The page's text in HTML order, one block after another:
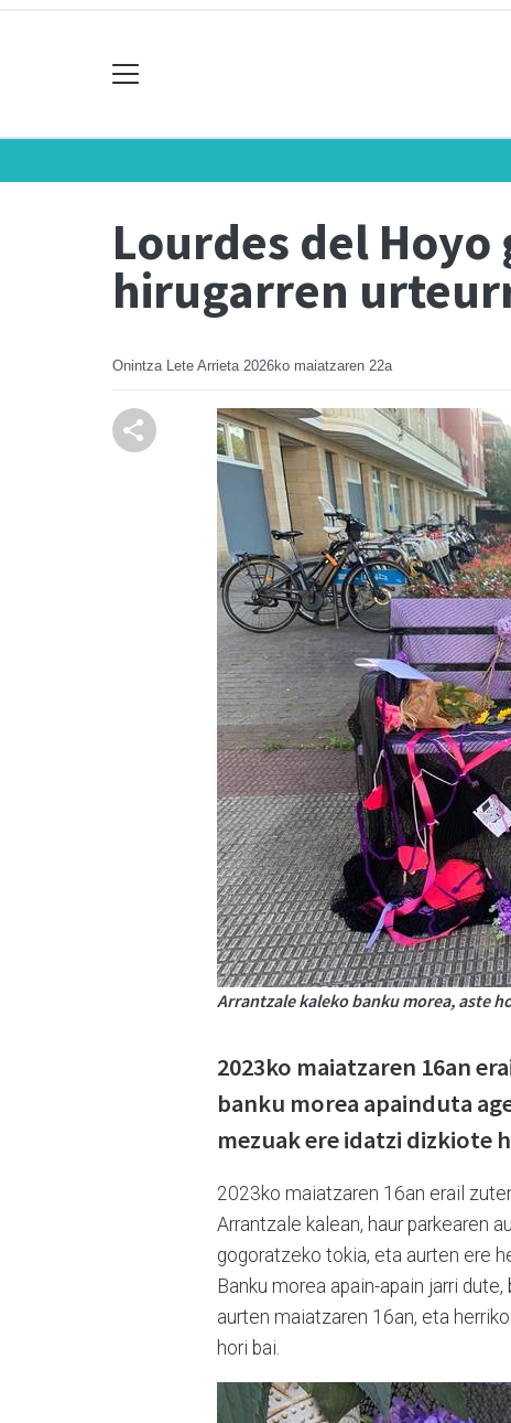
Lourdes del
hirugarren
Onintza Lete Arrieta 2026ko maiatzaren 22a
Arrantzale kaleko banku morea, aste
2023ko maiatzaren 16an
banku morea apainduta
mezuak ere idatzi dizkiote
2023ko maiatzaren 16an erail
Arrantzale kalean, haur parkearen
gogoratzeko tokia, eta aurten ere
Banku morea apain-apain jarri
aurten maiatzaren 16an, eta
hori bai.